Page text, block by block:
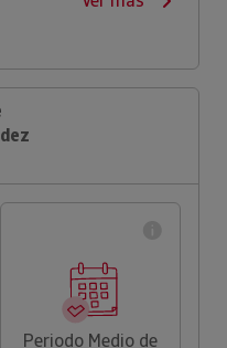
Periodo Medio de